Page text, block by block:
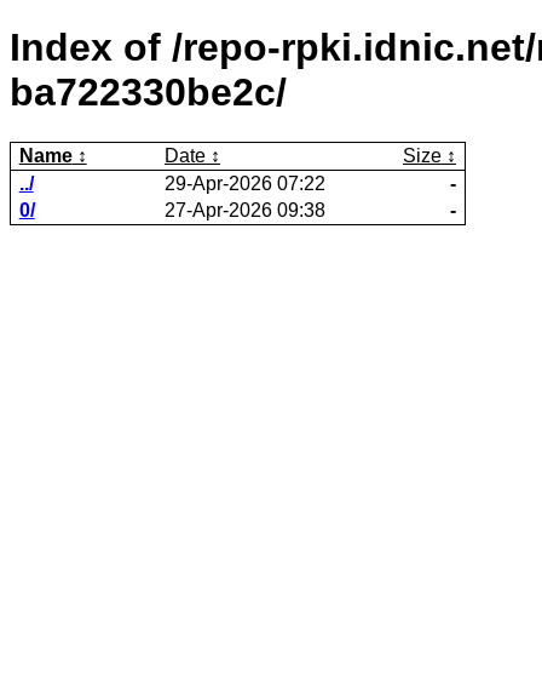
Index of /repo-
ba722330be2c/
Name Date
Size
../
29-Apr-2026 07:22
-
0/
27-Apr-2026 09:38 -